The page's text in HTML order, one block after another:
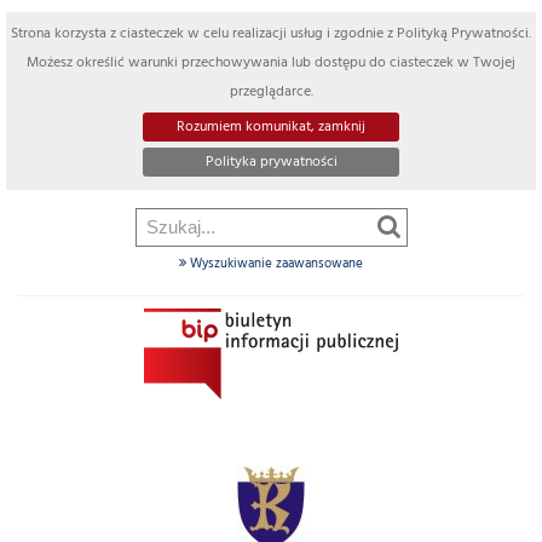
Strona korzysta z ciasteczek w celu realizacji usług i zgodnie z Polityką Prywatności.
Możesz określić warunki przechowywania lub dostępu do ciasteczek w Twojej
przeglądarce.
Rozumiem komunikat, zamknij
Polityka prywatności
Wyszukiwanie zaawansowane